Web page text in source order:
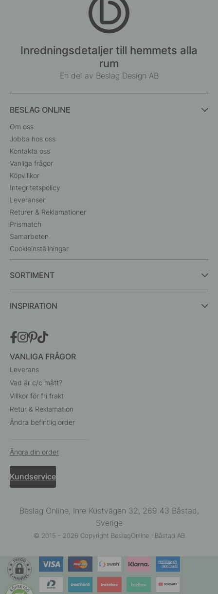
Inredningsdetaljer till hemmets alla
rum
En del av Beslag Design AB
BESLAG ONLINE
Om oss
Jobba hos oss
Kontakta oss
Vanliga frågor
Köpvillkor
Integritetspolicy
Leveranser
Returer & Reklamationer
Prismatch
Samarbeten
Cookieinställningar
SORTIMENT
INSPIRATION
VANLIGA FRÅGOR
Leverans
Vad är c/c mått?
Villkor för fri frakt
Retur & Reklamation
Ändra befintlig order
Ångra din order
Kundservice
Beslag Online, Inre Kustvägen 32, 269 43 Båstad,
Sverige
© 2015 - 2026 Copyright BeslagOnline i Båstad AB